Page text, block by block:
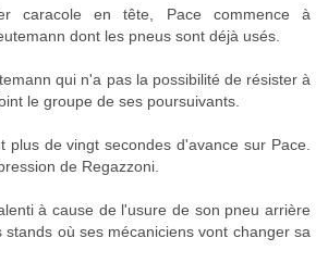
caracole en tête, Pace commence à
dont les pneus sont déjà usés.
qui n'a pas la possibilité de résister à
le groupe de ses poursuivants.
plus de vingt secondes d'avance sur Pace.
de Regazzoni.
à cause de l'usure de son pneu arrière
où ses mécaniciens vont changer sa